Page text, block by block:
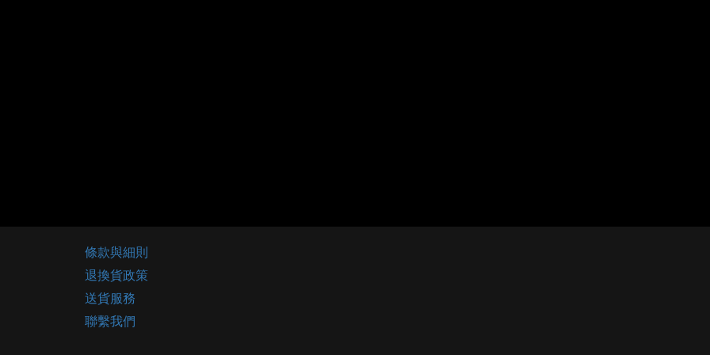
條款與細則
退換貨政策
送貨服務
聯繫我們